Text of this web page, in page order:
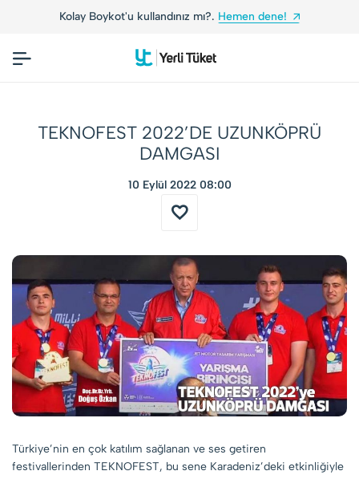
Kolay Boykot'u kullandınız mı?. Hemen dene!
TEKNOFEST 2022’DE UZUNKÖPRÜ
DAMGASI
10 Eylül 2022 08:00
Türkiye’nin en çok katılım sağlanan ve ses getiren
festivallerinden TEKNOFEST, bu sene Karadeniz’deki etkinliğiyle